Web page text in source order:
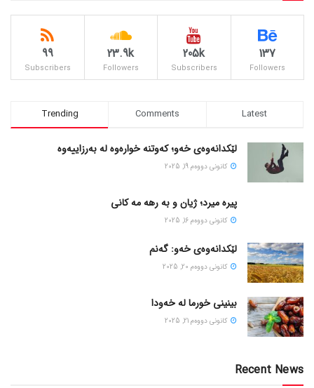
137
Followers
205k
Subscribers
23.9k
Followers
99
Subscribers
Trending Comments Latest
لێکدانەوەی خەو؛ کەوتنە خوارەوە لە بەرزاییەوە
كانونی دووه‌م 19, 2025
پیره میرد؛ ژیان و به رهه مه کانی
كانونی دووه‌م 16, 2025
لێکدانەوەی خەو: گەنم
كانونی دووه‌م 20, 2025
بینینی خورما لە خەودا
كانونی دووه‌م 21, 2025
Recent News